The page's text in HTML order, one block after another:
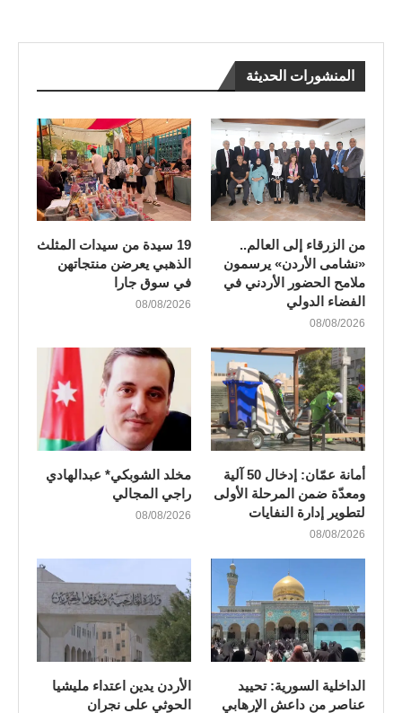
المنشورات الحديثة
من الزرقاء إلى العالم..
«نشامى الأردن» يرسمون
ملامح الحضور الأردني في
الفضاء الدولي
08/08/2026
19 سيدة من سيدات المثلث
الذهبي يعرضن منتجاتهن
في سوق جارا
08/08/2026
أمانة عمّان: إدخال 50 آلية
ومعدّة ضمن المرحلة الأولى
لتطوير إدارة النفايات
08/08/2026
مخلد الشوبكي* عبدالهادي
راجي المجالي
08/08/2026
الداخلية السورية: تحييد
عناصر من داعش الإرهابي
الأردن يدين اعتداء مليشيا
الحوثي على نجران